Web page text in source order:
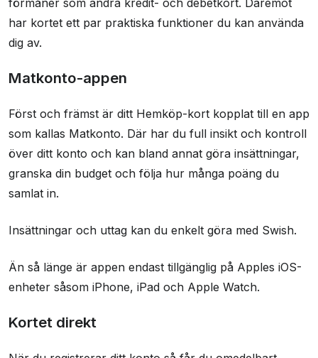
förmåner som andra kredit- och debetkort. Däremot
har kortet ett par praktiska funktioner du kan använda
dig av.
Matkonto-appen
Först och främst är ditt Hemköp-kort kopplat till en app
som kallas Matkonto. Där har du full insikt och kontroll
över ditt konto och kan bland annat göra insättningar,
granska din budget och följa hur många poäng du
samlat in.
Insättningar och uttag kan du enkelt göra med Swish.
Än så länge är appen endast tillgänglig på Apples iOS-
enheter såsom iPhone, iPad och Apple Watch.
Kortet direkt